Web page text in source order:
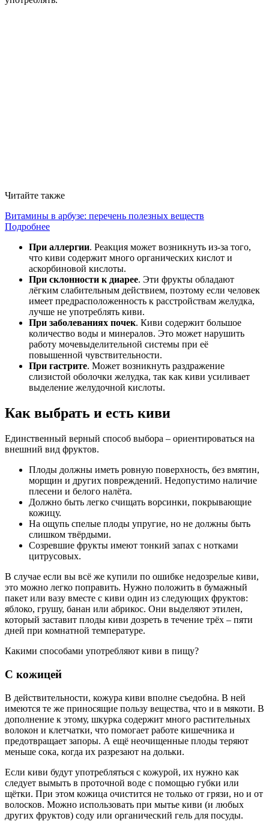
Читайте также
Витамины в арбузе: перечень полезных веществ
Подробнее
При аллергии. Реакция может возникнуть из-за того,
что киви содержит много органических кислот и
аскорбиновой кислоты.
При склонности к диарее. Эти фрукты обладают
лёгким слабительным действием, поэтому если человек
имеет предрасположенность к расстройствам желудка,
лучше не употреблять киви.
При заболеваниях почек. Киви содержит большое
количество воды и минералов. Это может нарушить
работу мочевыделительной системы при её
повышенной чувствительности.
При гастрите. Может возникнуть раздражение
слизистой оболочки желудка, так как киви усиливает
выделение желудочной кислоты.
Как выбрать и есть киви
Единственный верный способ выбора – ориентироваться на
внешний вид фруктов.
Плоды должны иметь ровную поверхность, без вмятин,
морщин и других повреждений. Недопустимо наличие
плесени и белого налёта.
Должно быть легко счищать ворсинки, покрывающие
кожицу.
На ощупь спелые плоды упругие, но не должны быть
слишком твёрдыми.
Созревшие фрукты имеют тонкий запах с нотками
цитрусовых.
В случае если вы всё же купили по ошибке недозрелые киви,
это можно легко поправить. Нужно положить в бумажный
пакет или вазу вместе с киви один из следующих фруктов:
яблоко, грушу, банан или абрикос. Они выделяют этилен,
который заставит плоды киви дозреть в течение трёх – пяти
дней при комнатной температуре.
Какими способами употребляют киви в пищу?
С кожицей
В действительности, кожура киви вполне съедобна. В ней
имеются те же приносящие пользу вещества, что и в мякоти. В
дополнение к этому, шкурка содержит много растительных
волокон и клетчатки, что помогает работе кишечника и
предотвращает запоры. А ещё неочищенные плоды теряют
меньше сока, когда их разрезают на дольки.
Если киви будут употребляться с кожурой, их нужно как
следует вымыть в проточной воде с помощью губки или
щётки. При этом кожица очистится не только от грязи, но и от
волосков. Можно использовать при мытье киви (и любых
других фруктов) соду или органический гель для посуды.